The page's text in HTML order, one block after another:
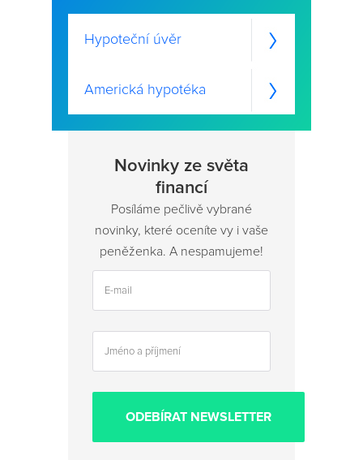
Hypoteční úvěr
Americká hypotéka
Novinky ze světa
financí
Posíláme pečlivě vybrané
novinky, které oceníte vy i vaše
peněženka. A nespamujeme!